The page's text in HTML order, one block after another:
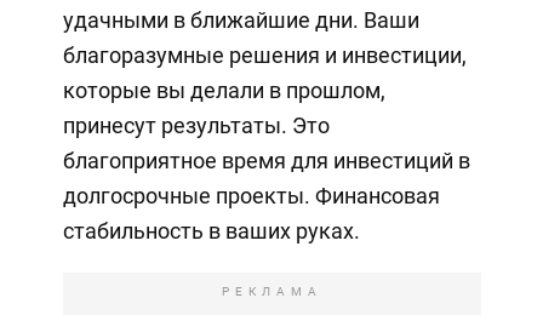
удачными в ближайшие дни. Ваши
благоразумные решения и инвестиции,
которые вы делали в прошлом,
принесут результаты. Это
благоприятное время для инвестиций в
долгосрочные проекты. Финансовая
стабильность в ваших руках.
РЕКЛАМА